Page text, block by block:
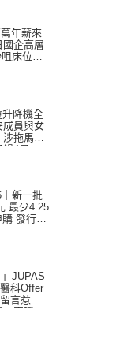
年薪來
企高層
床位｜
降機全
成員與女
涉拖馬刑
4男
新一批
最少4.25
發行金
」JUPAS
科Offer
言惹眾
：宣稱
」不符事